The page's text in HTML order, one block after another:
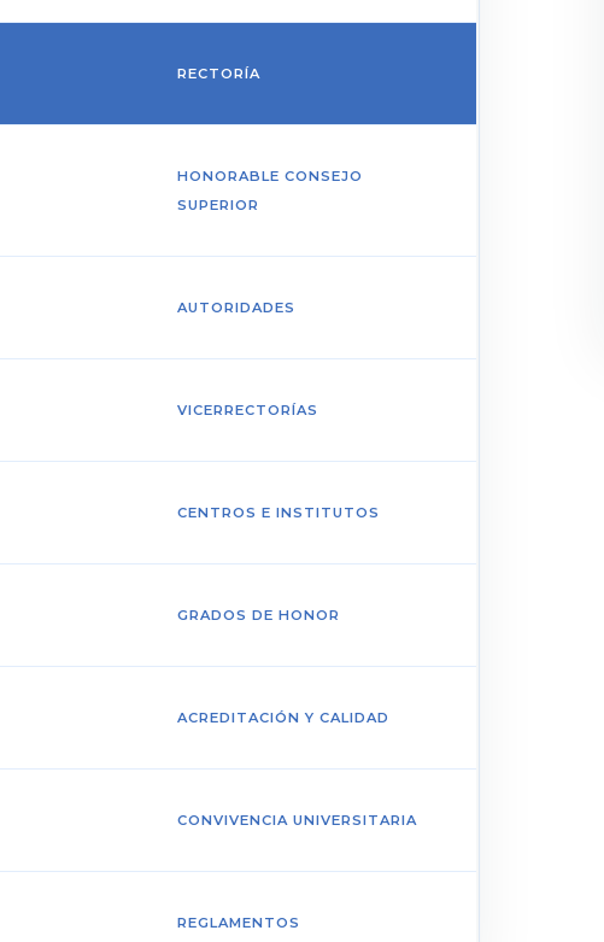
RECTORÍA
HONORABLE CONSEJO
SUPERIOR
AUTORIDADES
VICERRECTORÍAS
CENTROS E INSTITUTOS
GRADOS DE HONOR
ACREDITACIÓN Y CALIDAD
CONVIVENCIA UNIVERSITARIA
REGLAMENTOS